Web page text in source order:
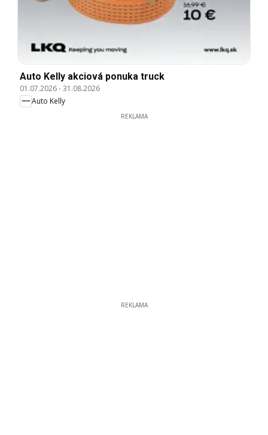
Auto Kelly akciová ponuka truck
01.07.2026-31.08.2026
Auto Kelly
REKLAMA
REKLAMA